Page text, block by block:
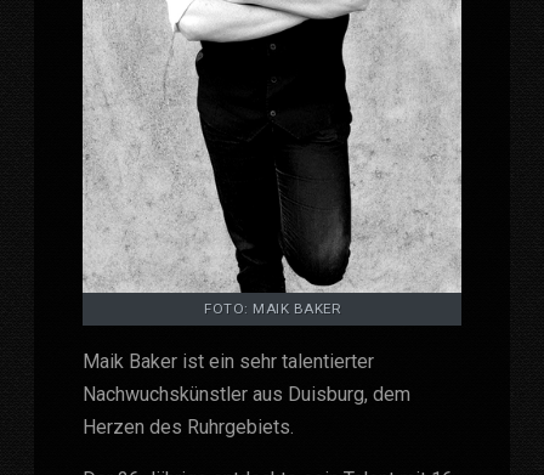
FOTO: MAIK BAKER
Maik Baker ist ein sehr talentierter
Nachwuchskünstler aus Duisburg, dem
Herzen des Ruhrgebiets.